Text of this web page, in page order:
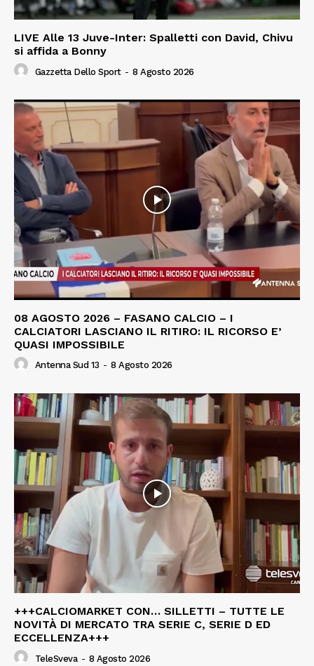
LIVE Alle 13 Juve-Inter: Spalletti con David, Chivu
si affida a Bonny
Gazzetta Dello Sport - 8 Agosto 2026
08 AGOSTO 2026 – FASANO CALCIO – I
CALCIATORI LASCIANO IL RITIRO: IL RICORSO E’
QUASI IMPOSSIBILE
Antenna Sud 13 - 8 Agosto 2026
+++CALCIOMARKET CON… SILLETTI – TUTTE LE
NOVITÀ DI MERCATO TRA SERIE C, SERIE D ED
ECCELLENZA+++
TeleSveva - 8 Agosto 2026